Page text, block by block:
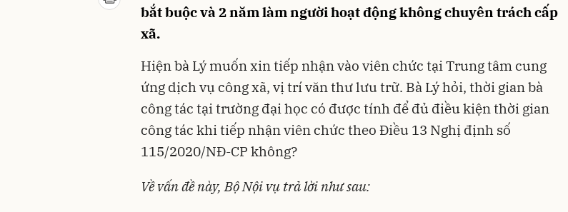
bắt buộc và 2 năm làm người hoạt động không chuyên trách cấp
xã.
Hiện bà Lý muốn xin tiếp nhận vào viên chức tại Trung tâm cung
ứng dịch vụ công xã, vị trí văn thư lưu trữ. Bà Lý hỏi, thời gian bà
công tác tại trường đại học có được tính để đủ điều kiện thời gian
công tác khi tiếp nhận viên chức theo Điều 13 Nghị định số
115/2020/NĐ-CP không?
Về vấn đề này, Bộ Nội vụ trả lời như sau: